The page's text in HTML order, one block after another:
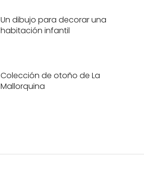
Un dibujo para decorar una
habitación infantil
Colección de otoño de La
Mallorquina